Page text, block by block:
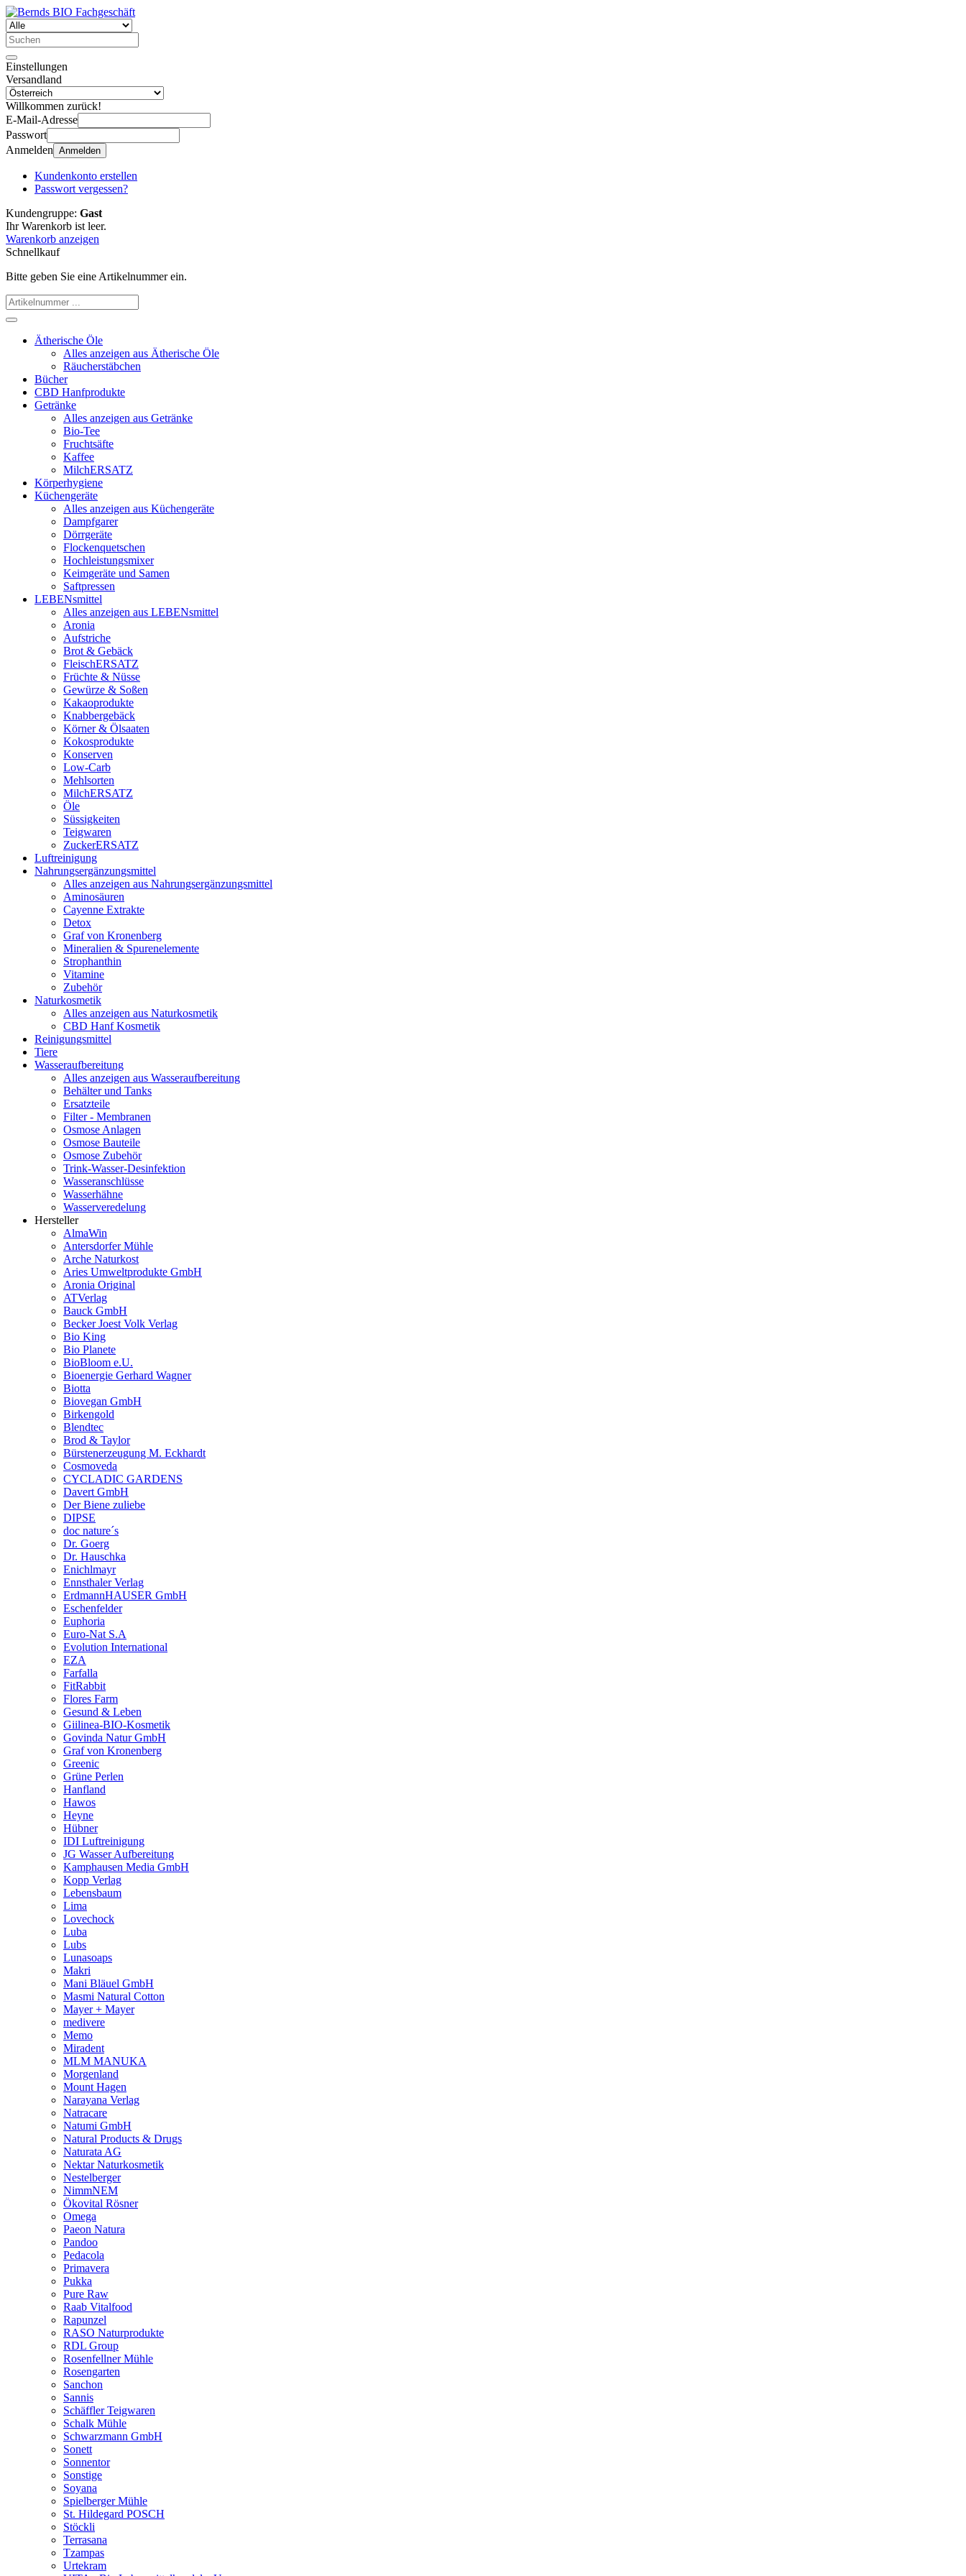
Einstellungen
Versandland
Willkommen zurück!
E-Mail-Adresse
Passwort
Anmelden Anmelden
Kundenkonto erstellen
Passwort vergessen?
Kundengruppe: Gast
Ihr Warenkorb ist leer.
Warenkorb anzeigen
Schnellkauf
Bitte geben Sie eine Artikelnummer ein.
Ätherische Öle
Alles anzeigen aus Ätherische Öle
Räucherstäbchen
Bücher
CBD Hanfprodukte
Getränke
Alles anzeigen aus Getränke
Bio-Tee
Fruchtsäfte
Kaffee
MilchERSATZ
Körperhygiene
Küchengeräte
Alles anzeigen aus Küchengeräte
Dampfgarer
Dörrgeräte
Flockenquetschen
Hochleistungsmixer
Keimgeräte und Samen
Saftpressen
LEBENsmittel
Alles anzeigen aus LEBENsmittel
Aronia
Aufstriche
Brot & Gebäck
FleischERSATZ
Früchte & Nüsse
Gewürze & Soßen
Kakaoprodukte
Knabbergebäck
Körner & Ölsaaten
Kokosprodukte
Konserven
Low-Carb
Mehlsorten
MilchERSATZ
Öle
Süssigkeiten
Teigwaren
ZuckerERSATZ
Luftreinigung
Nahrungsergänzungsmittel
Alles anzeigen aus Nahrungsergänzungsmittel
Aminosäuren
Cayenne Extrakte
Detox
Graf von Kronenberg
Mineralien & Spurenelemente
Strophanthin
Vitamine
Zubehör
Naturkosmetik
Alles anzeigen aus Naturkosmetik
CBD Hanf Kosmetik
Reinigungsmittel
Tiere
Wasseraufbereitung
Alles anzeigen aus Wasseraufbereitung
Behälter und Tanks
Ersatzteile
Filter - Membranen
Osmose Anlagen
Osmose Bauteile
Osmose Zubehör
Trink-Wasser-Desinfektion
Wasseranschlüsse
Wasserhähne
Wasserveredelung
Hersteller
AlmaWin
Antersdorfer Mühle
Arche Naturkost
Aries Umweltprodukte GmbH
Aronia Original
ATVerlag
Bauck GmbH
Becker Joest Volk Verlag
Bio King
Bio Planete
BioBloom e.U.
Bioenergie Gerhard Wagner
Biotta
Biovegan GmbH
Birkengold
Blendtec
Brod & Taylor
Bürstenerzeugung M. Eckhardt
Cosmoveda
CYCLADIC GARDENS
Davert GmbH
Der Biene zuliebe
DIPSE
doc nature´s
Dr. Goerg
Dr. Hauschka
Enichlmayr
Ennsthaler Verlag
ErdmannHAUSER GmbH
Eschenfelder
Euphoria
Euro-Nat S.A
Evolution International
EZA
Farfalla
FitRabbit
Flores Farm
Gesund & Leben
Giilinea-BIO-Kosmetik
Govinda Natur GmbH
Graf von Kronenberg
Greenic
Grüne Perlen
Hanfland
Hawos
Heyne
Hübner
IDI Luftreinigung
JG Wasser Aufbereitung
Kamphausen Media GmbH
Kopp Verlag
Lebensbaum
Lima
Lovechock
Luba
Lubs
Lunasoaps
Makri
Mani Bläuel GmbH
Masmi Natural Cotton
Mayer + Mayer
medivere
Memo
Miradent
MLM MANUKA
Morgenland
Mount Hagen
Narayana Verlag
Natracare
Natumi GmbH
Natural Products & Drugs
Naturata AG
Nektar Naturkosmetik
Nestelberger
NimmNEM
Ökovital Rösner
Omega
Paeon Natura
Pandoo
Pedacola
Primavera
Pukka
Pure Raw
Raab Vitalfood
Rapunzel
RASO Naturprodukte
RDL Group
Rosenfellner Mühle
Rosengarten
Sanchon
Sannis
Schäffler Teigwaren
Schalk Mühle
Schwarzmann GmbH
Sonett
Sonnentor
Sonstige
Soyana
Spielberger Mühle
St. Hildegard POSCH
Stöckli
Terrasana
Tzampas
Urtekram